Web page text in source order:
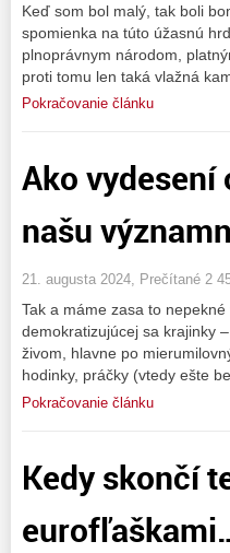
Keď som bol malý, tak boli
spomienka na túto úžasnú
plnoprávnym národom,
proti tomu len taká vlažná
Pokračovanie článku
Ako
našu
21. augusta 2024, Prečítané 2
Tak a máme zasa to
demokratizujúcej sa krajinky
živom, hlavne po
hodinky, práčky (vtedy ešte
Pokračovanie článku
Kedy skončí